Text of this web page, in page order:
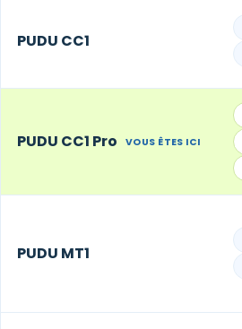
PUDU CC1
PUDU CC1 Pro VOUS ÊTES ICI
PUDU MT1